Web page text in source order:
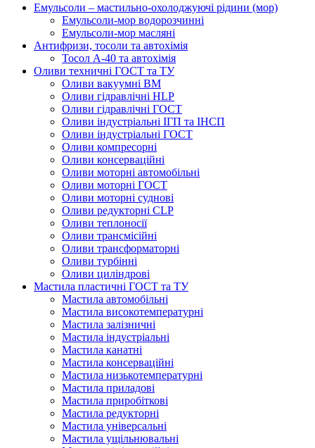
Емульсоли – мастильно-охолоджуючі рідини (мор)
Емульсоли-мор водорозчинні
Емульсоли-мор масляні
Антифризи, тосоли та автохімія
Тосол А-40 та автохімія
Оливи техничні ГОСТ та ТУ
Оливи вакуумні ВМ
Оливи гідравлічні HLP
Оливи гідравлічні ГОСТ
Оливи індустріальні ІГП та ІНСП
Оливи індустріальні ГОСТ
Оливи компресорні
Оливи консерваційні
Оливи моторні автомобільні
Оливи моторні ГОСТ
Оливи моторні суднові
Оливи редукторні CLP
Оливи теплоносії
Оливи трансмісійні
Оливи трансформаторні
Оливи турбінні
Оливи циліндрові
Мастила пластичні ГОСТ та ТУ
Мастила автомобільні
Мастила високотемпературні
Мастила залізничні
Мастила індустріальні
Мастила канатні
Мастила консерваційні
Мастила низькотемпературні
Мастила приладові
Мастила приробіткові
Мастила редукторні
Мастила універсальні
Мастила ущільнювальні